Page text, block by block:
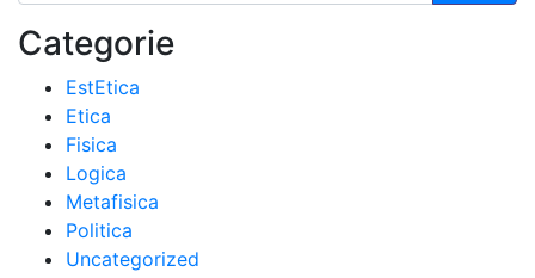
Categorie
EstEtica
Etica
Fisica
Logica
Metafisica
Politica
Uncategorized